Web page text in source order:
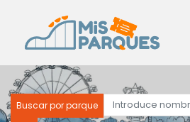
Buscar por parque